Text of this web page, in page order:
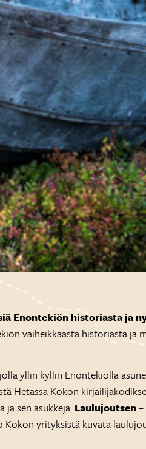
Enontekiön historiasta ja
vaiheikkaasta historiasta ja
yllin kyllin Enontekiöllä
Hetassa Kokon
sen asukkeja. Laulujoutsen
yrityksistä kuvata